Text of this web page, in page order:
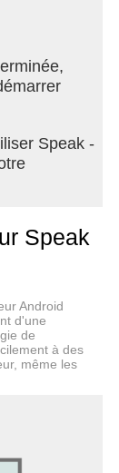
anglais
chaque
sans y
l'utiliseriez
parlerez
à l'écoute
que
et
Speak -
Speak
Android
d'une
de
à des
même les